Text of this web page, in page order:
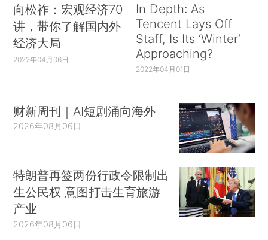
向松祚：宏观经济70
讲，带你了解国内外
经济大局
2022年04月06日
In Depth: As
Tencent Lays Off
Staff, Is Its ‘Winter’
Approaching?
2022年04月01日
财新周刊｜AI短剧涌向海外
2026年08月06日
特朗普再签两份行政令限制出
生公民权 意图打击生育旅游
产业
2026年08月06日